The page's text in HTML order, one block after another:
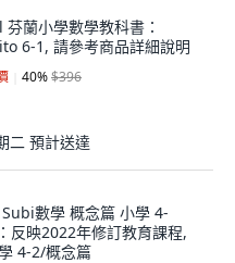
蘭小學數學教科書：
6-1, 請參考商品詳細說明
40%$396
二 預計送達
數學 概念篇 小學 4-
反映2022年修訂教育課程,
4-2/概念篇